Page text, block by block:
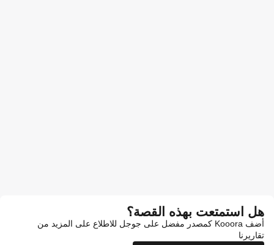
هل استمتعت بهذه القصة؟
أضف Kooora كمصدر مفضل على جوجل للاطلاع على المزيد من
تقاريرنا